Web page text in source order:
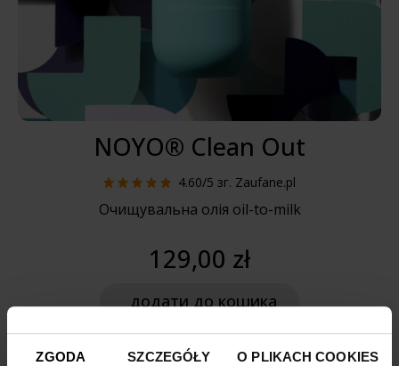
ZGODA SZCZEGÓŁY O PLIKACH COOKIES
NOYO® Clean Out
4.60/5 зг. Zaufane.pl
Очищувальна олія oil-to-milk
129,00 zł
додатидо кошика